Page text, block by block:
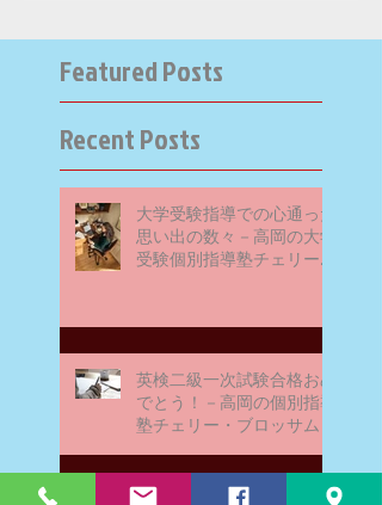
Featured Posts
Recent Posts
大学受験指導での心通った
思い出の数々－高岡の大学
受験個別指導塾チェリー・
英検二級一次試験合格おめ
でとう！－高岡の個別指導
塾チェリー・ブロッサム